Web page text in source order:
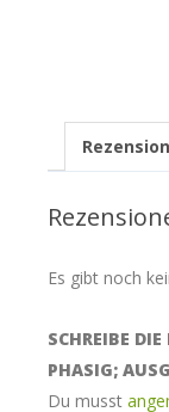
Es gibt noch
SCHREIBE
PHASIG;
Du musst